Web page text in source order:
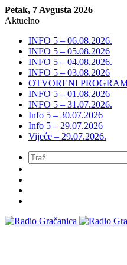
Petak, 7 Avgusta 2026
Aktuelno
INFO 5 – 06.08.2026.
INFO 5 – 05.08.2026
INFO 5 – 04.08.2026.
INFO 5 – 03.08.2026
OTVORENI
INFO 5 – 01.08.2026
INFO 5 – 31.07.2026.
Info 5 – 30.07.2026
Info 5 – 29.07.2026
Vijeće – 29.07.2026.
Meni